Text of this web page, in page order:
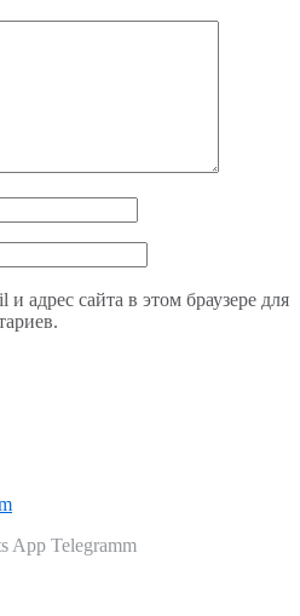
адрес сайта в этом браузере для
App Telegramm